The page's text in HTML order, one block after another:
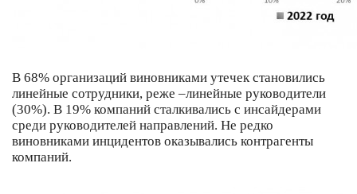
В 68% организаций виновниками утечек становились
линейные сотрудники, реже –линейные руководители
(30%). В 19% компаний сталкивались с инсайдерами
среди руководителей направлений. Не редко
виновниками инцидентов оказывались контрагенты
компаний.